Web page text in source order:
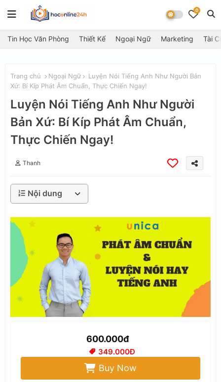
0
Tin Học Văn Phòng Thiết Kế Ngoại Ngữ Marketing Tài
Trang chủ Ngoại Ngữ
Luyện Nói Tiếng Anh Như Người Bản
Xứ: Bí Kíp Phát Âm Chuẩn, Thực Chiến Ngay!
Luyện Nói Tiếng Anh Như Người
Bản Xứ: Bí Kíp Phát Âm Chuẩn,
Thực Chiến Ngay!
Thanh
Nội dung
600.000đ
349.000Đ
Buy Now